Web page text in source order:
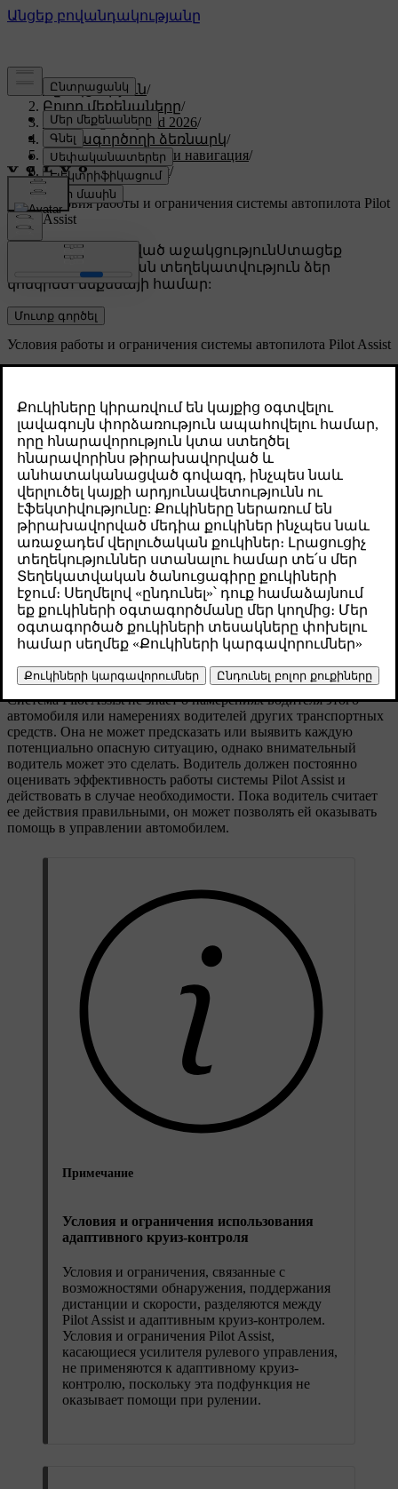
Աջակցություն/
Բոլոր մեքենաները/
XC60 Plug-in Hybrid 2026/
Օգտագործողի ձեռնարկ/
Поддержка водителя и навигация/
Поддержка водителя/
Pilot Assist/
Условия работы и ограничения системы автопилота Pilot
Assist
Անհատականացված աջակցությունՍտացեք
համապատասխան տեղեկատվություն ձեր
կոնկրետ մեքենայի համար:
Մուտք գործել
Թարմացված 01.08.2025
Условия работы и ограничения системы автопилота Pilot Assist
автопилота Pilot Assist, необходимо знать ее
ограничения. Несмотря на то, что это передовая
функция, есть такие условия и ситуации, с
которыми она не может справиться.
Ответственность водителя при использовании системы
автопилота Pilot Assist
Основное ограничение системы автопилота Pilot Assist, о
котором необходимо знать, связано с ответственностью
водителя. При использовании этой функции водитель все
равно должен активно и внимательно управлять автомобилем.
Водитель несет ответственность за все принятые решения,
действия и ответные реакции в процессе управления
Система Pilot Assist не знает о намерениях водителя этого
автомобиля или намерениях водителей других транспортных
средств. Она не может предсказать или выявить каждую
потенциально опасную ситуацию, однако внимательный
водитель может это сделать. Водитель должен постоянно
оценивать эффективность работы системы Pilot Assist и
действовать в случае необходимости. Пока водитель считает
ее действия правильными, он может позволять ей оказывать
помощь в управлении автомобилем.
Примечание
Условия и ограничения использования
адаптивного круиз-контроля
Условия и ограничения, связанные с
возможностями обнаружения, поддержания
дистанции и скорости, разделяются между
Pilot Assist и адаптивным круиз-контролем.
Условия и ограничения Pilot Assist,
касающиеся усилителя рулевого управления,
не применяются к адаптивному круиз-
контролю, поскольку эта подфункция не
оказывает помощи при рулении.